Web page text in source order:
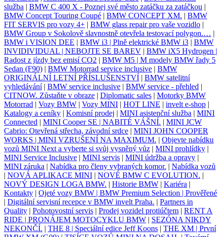
služba | BMW C 400 X - Poznej své město zatáčku za zatáčkou |
BMW Concept Touring Coupé | BMW CONCEPT XM. | BMW
FIT SERVIS pro vozy 4+ | BMW glass repair pro vaše vozidlo |
BMW Group v Sokolově slavnostně otevřela testovací polygon.… |
BMW i VISION DEE | BMW i3 | Plně elektrické BMW i3 | BMW
INVIDIVIDUAL | NEBOJTE SE BAREV | BMW iX5 Hydrogen |
Radost z jízdy bez emisí CO2 | BMW M5 | M modely BMW řady 5
Sedan (F90) | BMW Motorrad service inclusive | BMW
ORIGINÁLNÍ LETNÍ PŘÍSLUŠENSTVÍ | BMW satelitní
vyhledávání| BMW service inclusive | BMW service - přehled |
CITNOW. Zůstaňte v obraze | Diplomatic sales | Motorky BMW
Motorrad | Vozy BMW | Vozy MINI | HOT LINE | invelt e-shop |
Katalogy a ceníky | Komisní prodej | MINI asistenční služba | MINI
Connected | MINI Cooper SE | NABITÉ VÁŠNÍ. | MINI JCW
Cabrio: Otevřená střecha, závodní srdce | MINI JOHN COOPER
WORKS | MINI VZRUŠENÍ NA MAXIMUM. | Objevte nabídku
vozů MINI Next a vyberte si svůj vysněný vůz | MINI prohlídky |
MINI Service Inclusive | MINI servis | MINI údržba a opravy |
MINI záruka | Nabídka pro členy vybraných komor. | Nabídka vozů
| NOVÁ APLIKACE MINI | NOVÉ BMW C EVOLUTION. |
NOVÝ DESIGN LOGA BMW. | Historie BMW | Kariéra |
Kontakty | Ojeté vozy BMW | BMW Premium Selection | Prověřené
| Digitální servisní recepce v BMW invelt Praha. | Partners in
Quality | Pohotovostní servis | Prodej vozidel protiúčtem | RENT A
RIDE | PRONÁJEM MOTOCYKLU BMW | SEZÓNA NIKDY
NEKONČÍ. | THE 8 | Speciální edice Jeff Koons | THE XM | První